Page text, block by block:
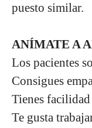
puesto similar.
ANÍMATE A
Los pacientes
Consigues
Tienes
Te gusta